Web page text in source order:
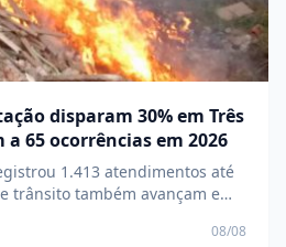
disparam 30% em Três
a 65 ocorrências em 2026
1.413 atendimentos até
trânsito também avançam e
08/08